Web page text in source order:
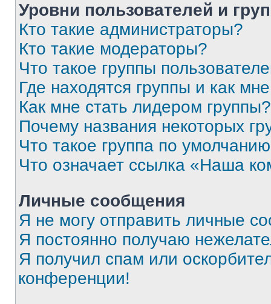
Уровни пользователей и
Кто такие администраторы?
Кто такие модераторы?
Что такое группы
Где находятся группы и как
Как мне стать лидером группы?
Почему названия некоторых
Что такое группа по
Что означает ссылка «Наша
Личные сообщения
Я не могу отправить личные
Я постоянно получаю
Я получил спам или
конференции!